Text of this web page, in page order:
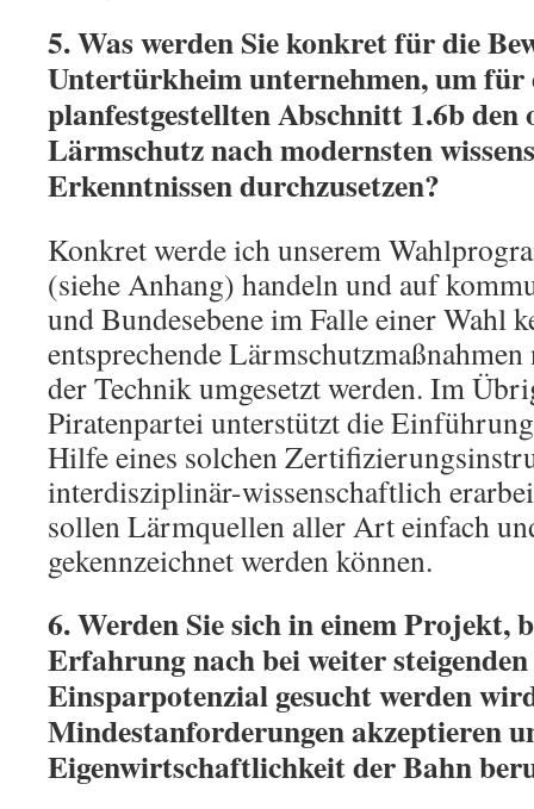
5. Was werden Sie konkret für die
Untertürkheim unternehmen, um für
planfestgestellten Abschnitt 1.6b den
Lärmschutz nach modernsten
Erkenntnissen durchzusetzen?
Konkret werde ich unserem
(siehe Anhang) handeln und auf
und Bundesebene im Falle einer Wahl
entsprechende Lärmschutzmaßnahmen
der Technik umgesetzt werden. Im
Piratenpartei unterstützt die
Hilfe eines solchen
interdisziplinär-wissenschaftlich
sollen Lärmquellen aller Art einfach
gekennzeichnet werden können.
6. Werden Sie sich in einem Projekt,
Erfahrung nach bei weiter
Einsparpotenzial gesucht werden
Mindestanforderungen akzeptieren
Eigenwirtschaftlichkeit der Bahn